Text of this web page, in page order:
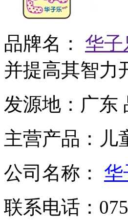
品牌名： 华子
并提高其智力
发源地： 广东
主营产品： 儿
公司名称： 华
联系电话：